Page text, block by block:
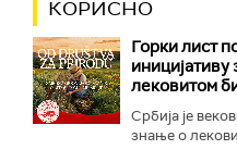
КОРИСНО
Горки лист
лековитом
Србија је
знање о